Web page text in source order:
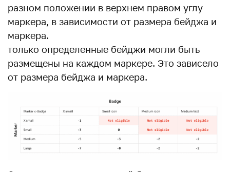
разном положении в верхнем правом углу
маркера, в зависимости от размера бейджа и
маркера.
только определенные бейджи могли быть
размещены на каждом маркере. Это зависело
от размера бейджа и маркера.